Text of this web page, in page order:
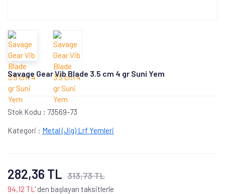
Savage Gear Vib Blade 3.5 cm 4 gr Suni Yem
Stok Kodu : 73569-73
Kategori : Metal (Jig) Lrf Yemleri
282,36 TL 313,73 TL
94,12 TL ' den başlayan taksitlerle